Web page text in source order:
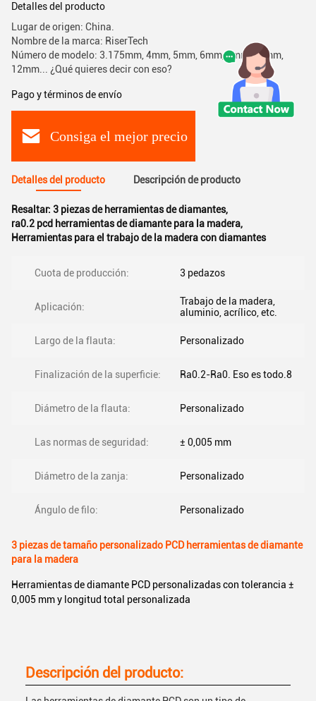
Detalles del producto
Lugar de origen: China.
Nombre de la marca: RiserTech
Número de modelo: 3.175mm, 4mm, 5mm, 6mm, 8mm, 10mm,
12mm... ¿Qué quieres decir con eso?
Pago y términos de envío
Consiga el mejor precio
Detalles del producto Descripción de producto
Resaltar: 3 piezas de herramientas de diamantes,
ra0.2 pcd herramientas de diamante para la madera,
Herramientas para el trabajo de la madera con diamantes
Cuota de producción: 3 pedazos
Aplicación:
Trabajo de la madera,
aluminio, acrílico, etc.
Largo de la flauta: Personalizado
Finalización de la superficie: Ra0.2-Ra0. Eso es todo.8
Diámetro de la flauta: Personalizado
Las normas de seguridad: ± 0,005 mm
Diámetro de la zanja: Personalizado
Ángulo de filo: Personalizado
3 piezas de tamaño personalizado PCD herramientas de diamante
para la madera
Herramientas de diamante PCD personalizadas con tolerancia ±
0,005 mm y longitud total personalizada
Descripción del producto: